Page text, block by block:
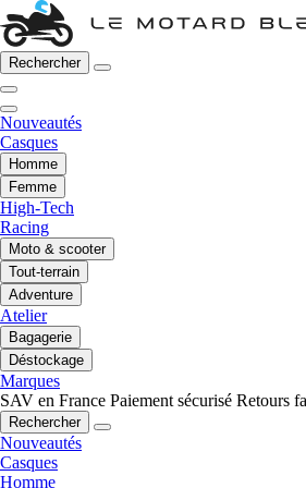
Rechercher
Nouveautés
Casques
Homme
Femme
High-Tech
Racing
Moto & scooter
Tout-terrain
Adventure
Atelier
Bagagerie
Déstockage
Marques
SAV en France Paiement sécurisé Retours
Rechercher
Nouveautés
Casques
Homme